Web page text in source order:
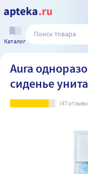
Каталог
Aura
сиденье
(47